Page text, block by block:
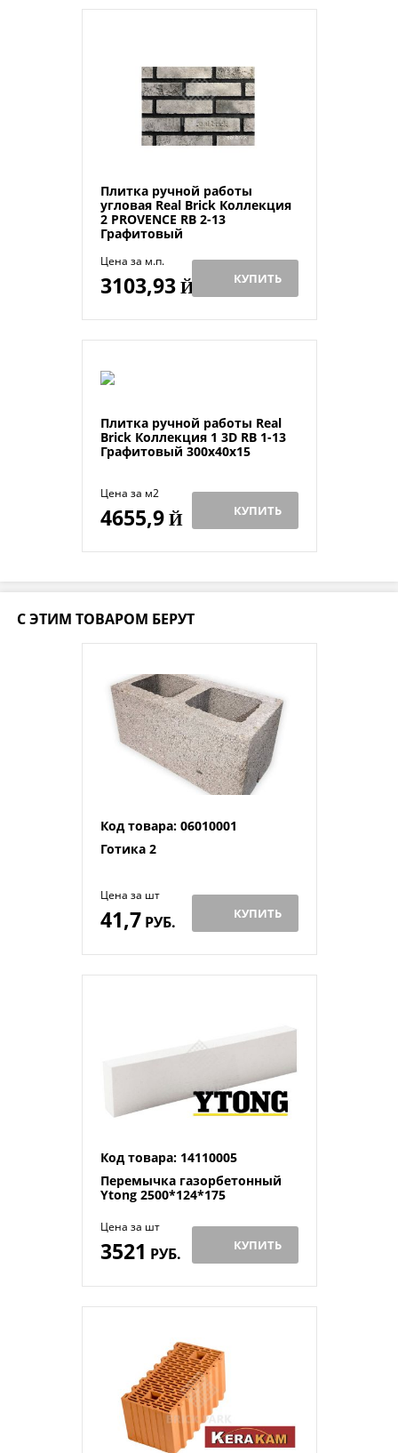
Плитка ручной работы
угловая Real Brick Коллекция
2 PROVENCE RB 2-13
Графитовый
Цена за м.п.
3103,93Й КУПИТЬ
Плитка ручной работы Real
Brick Коллекция 1 3D RB 1-13
Графитовый 300х40х15
Цена за м2
4655,9Й КУПИТЬ
С ЭТИМ ТОВАРОМ БЕРУТ
Код товара: 06010001
Готика 2
Цена за шт
41,7 РУБ. КУПИТЬ
Код товара: 14110005
Перемычка газорбетонный
Ytong 2500*124*175
Цена за шт
3521 РУБ. КУПИТЬ